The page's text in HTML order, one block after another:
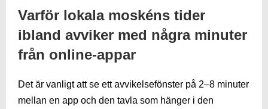
Varför lokala moskéns tider
ibland avviker med några minuter
från online-appar
Det är vanligt att se ett avvikelsefönster på 2–8 minuter
mellan en app och den tavla som hänger i den